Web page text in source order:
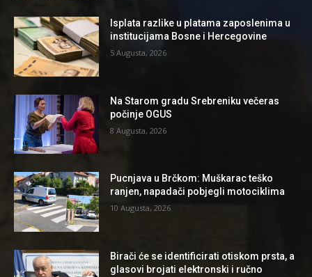
Isplata razlike u platama zaposlenima u
institucijama Bosne i Hercegovine
5 Augusta, 2026
Na Starom gradu Srebreniku večeras
počinje OGUS
8 Augusta, 2026
Pucnjava u Brčkom: Muškarac teško
ranjen, napadači pobjegli motociklima
10 Augusta, 2026
Birači će se identificirati otiskom prsta, a
glasovi brojati elektronski i ručno